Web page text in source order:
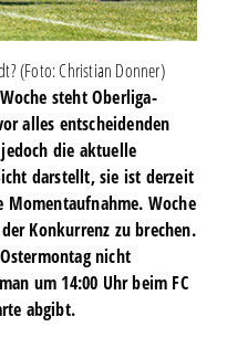
(Foto: Christian Donner)
steht Oberliga-
alles entscheidenden
jedoch die aktuelle
darstellt, sie ist derzeit
Woche
Konkurrenz zu brechen.
nicht
um 14:00 Uhr beim FC
abgibt.